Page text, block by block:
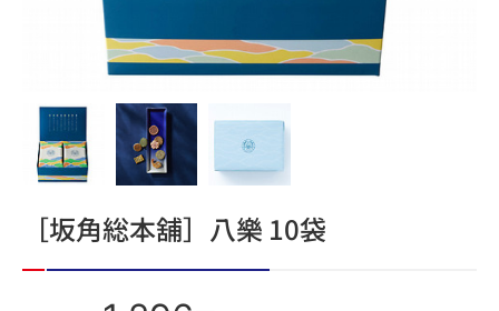
［坂角総本舖］八樂 10袋